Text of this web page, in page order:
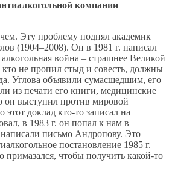
компании
Эту проблему поднял академик
(1904–2008). Он в 1981 г. написал
война – страшнее Великой
не пропил стыд и совесть, должны
Углова объявили сумасшедшим, его
из печати его книги, медицинские
он выступил против мировой
доклад кто-то записал на
в 1983 г. он попал к нам в
письмо Андропову. Это
постановление 1985 г.
примазался, чтобы получить какой-то